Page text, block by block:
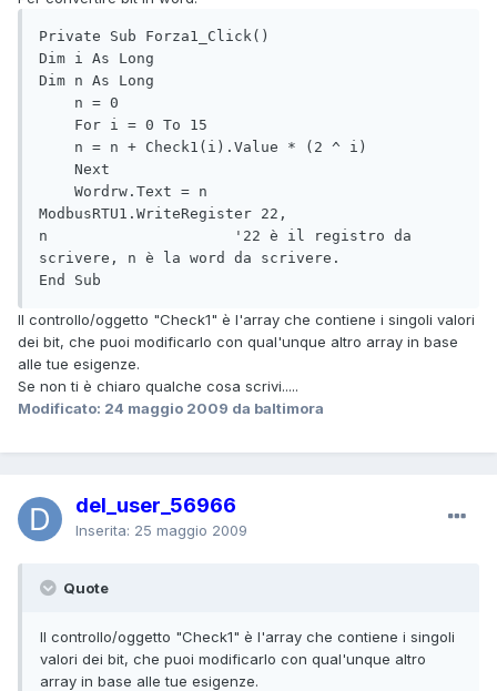
Private Sub Forza1_Click()
Dim i As Long
Dim n As Long
n = 0
For i = 0 To 15
n = n + Check1(i).Value * (2 ^ i)
Next
Wordrw.Text = n
ModbusRTU1.WriteRegister 22,
n                     '22 è il registro da
scrivere, n è la word da scrivere.
End Sub
Il controllo/oggetto "Check1" è l'array che contiene i singoli valori
dei bit, che puoi modificarlo con qual'unque altro array in base
alle tue esigenze.
Se non ti è chiaro qualche cosa scrivi.....
Modificato: 24 maggio 2009 da baltimora
del_user_56966
Inserita: 25 maggio 2009
Quote
Il controllo/oggetto "Check1" è l'array che contiene i singoli
valori dei bit, che puoi modificarlo con qual'unque altro
array in base alle tue esigenze.